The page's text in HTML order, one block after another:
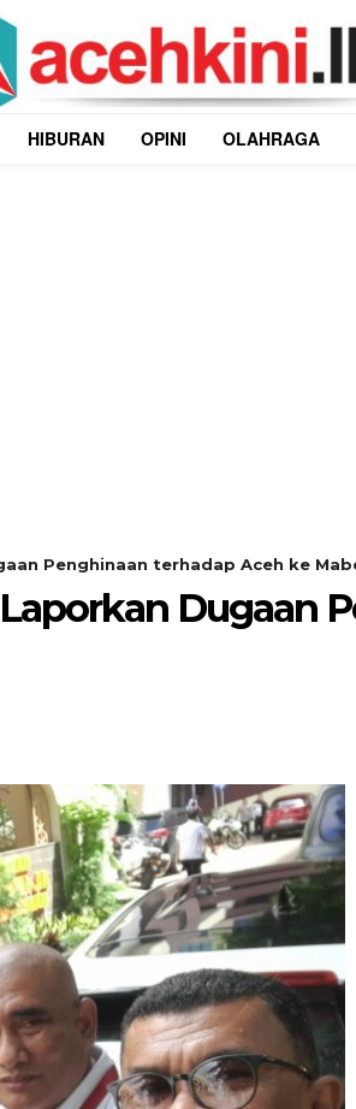
HIBURAN OPINI OLAHRAGA
Penghinaan terhadap Aceh ke
Dugaan